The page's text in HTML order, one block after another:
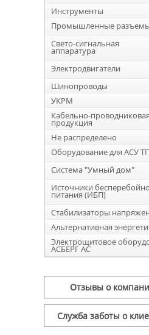
Инструменты
Промышленные
Свето-сигнальная
аппаратура
Электродвигатели
Шинопроводы
УКРМ
Кабельно-проводниковая
продукция
Не распределено
Оборудование для АСУ
Система "Умный дом"
Источники
питания (ИБП)
Стабилизаторы
Альтернативная
Электрощитовое
АСБЕРГ АС
Отзывы о
Служба заботы о